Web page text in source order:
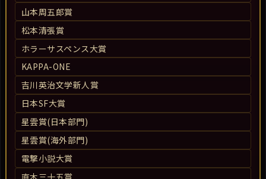
山本周五郎賞
松本清張賞
ホラーサスペンス大賞
KAPPA-ONE
吉川英治文学新人賞
日本SF大賞
星雲賞(日本部門)
星雲賞(海外部門)
電撃小説大賞